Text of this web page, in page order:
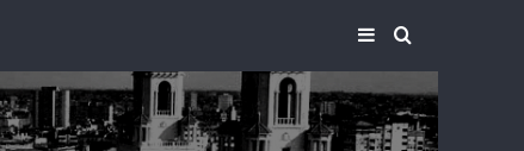
BARRA LATERAL
BUSCAR